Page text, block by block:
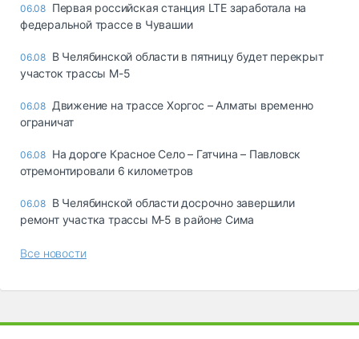
06.08 Первая российская станция LTE заработала на
федеральной трассе в Чувашии
06.08 В Челябинской области в пятницу будет перекрыт
участок трассы М-5
06.08 Движение на трассе Хоргос – Алматы временно
ограничат
06.08 На дороге Красное Село – Гатчина – Павловск
отремонтировали 6 километров
06.08 В Челябинской области досрочно завершили
ремонт участка трассы М‑5 в районе Сима
Все новости